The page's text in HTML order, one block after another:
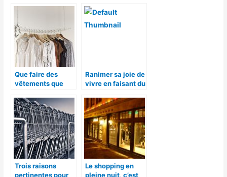
Que faire des
vêtements que
Ranimer sa joie de
vivre en faisant du
Trois raisons
pertinentes pour
Le shopping en
pleine nuit, c’est